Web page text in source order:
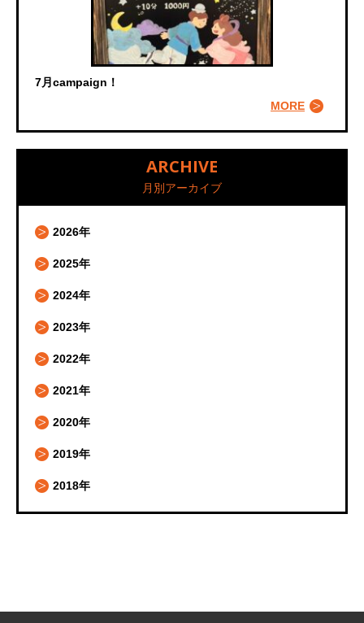
7月campaign！
MORE
ARCHIVE
月別アーカイブ
2026年
2025年
2024年
2023年
2022年
2021年
2020年
2019年
2018年